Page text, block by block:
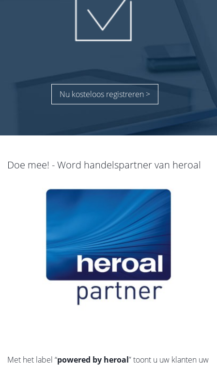
Nu kosteloos registreren >
Doe mee! - Word handelspartner van heroal
Met het label “powered by heroal” toont u uw klanten uw